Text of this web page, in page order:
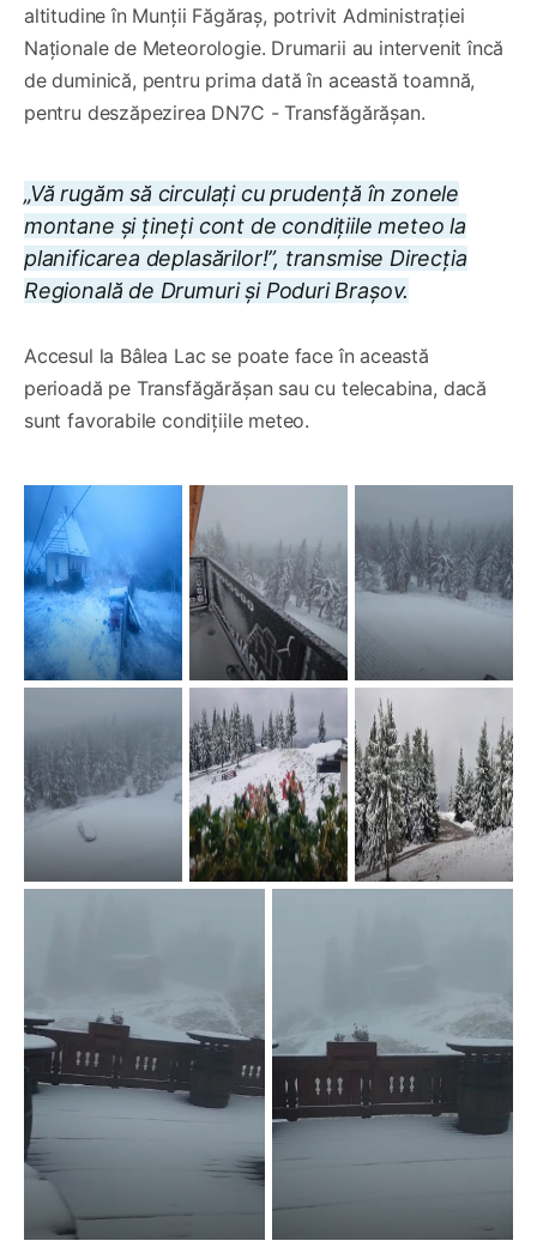
altitudine în Munții Făgăraș, potrivit Administrației
Naționale de Meteorologie. Drumarii au intervenit încă
de duminică, pentru prima dată în această toamnă,
pentru deszăpezirea DN7C - Transfăgărăşan.
„Vă rugăm să circulați cu prudență în zonele
montane și țineți cont de condițiile meteo la
planificarea deplasărilor!”, transmise Direcția
Regională de Drumuri și Poduri Brașov.
Accesul la Bâlea Lac se poate face în această
perioadă pe Transfăgărăşan sau cu telecabina, dacă
sunt favorabile condițiile meteo.